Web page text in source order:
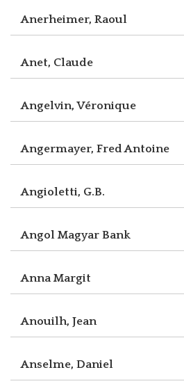
Anerheimer, Raoul
Anet, Claude
Angelvin, Véronique
Angermayer, Fred Antoine
Angioletti, G.B.
Angol Magyar Bank
Anna Margit
Anouilh, Jean
Anselme, Daniel